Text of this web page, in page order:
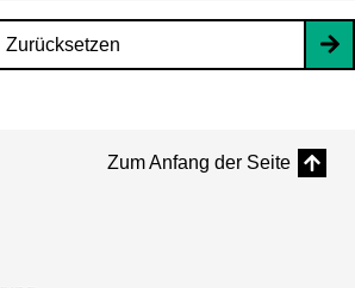
Zurücksetzen
Zum Anfang der Seite